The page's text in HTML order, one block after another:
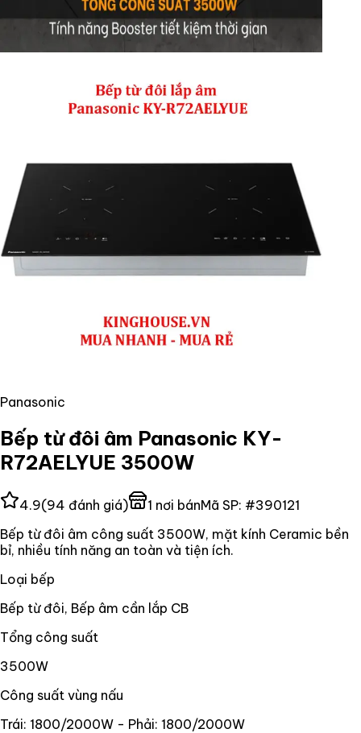
Panasonic
Bếp từ đôi âm Panasonic KY-
R72AELYUE 3500W
4.9(94 đánh giá) 1 nơi bánMã SP: #390121
Bếp từ đôi âm công suất 3500W, mặt kính Ceramic bền
bỉ, nhiều tính năng an toàn và tiện ích.
Loại bếp
Bếp từ đôi, Bếp âm cần lắp CB
Tổng công suất
3500W
Công suất vùng nấu
Trái: 1800/2000W - Phải: 1800/2000W